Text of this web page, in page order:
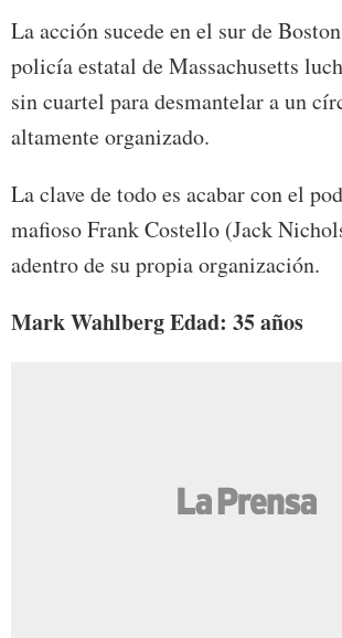
La acción sucede en el sur de
policía estatal de Massachusetts
sin cuartel para desmantelar a un
altamente organizado.
La clave de todo es acabar con el
mafioso Frank Costello (Jack
adentro de su propia organización.
Mark Wahlberg Edad: 35 años